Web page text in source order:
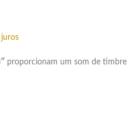
proporcionam um som de timbre